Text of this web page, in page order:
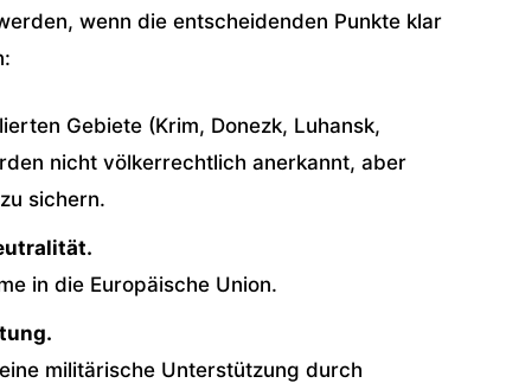
wenn die entscheidenden Punkte klar
Gebiete (Krim, Donezk, Luhansk,
nicht völkerrechtlich anerkannt, aber
sichern.
in die Europäische Union.
militärische Unterstützung durch